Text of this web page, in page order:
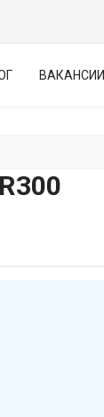
ВАКАНСИИ